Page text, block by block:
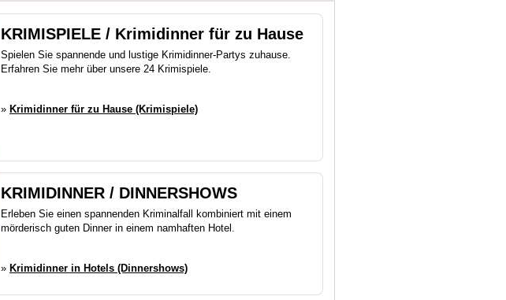
KRIMISPIELE / Krimidinner für zu Hause
Spielen Sie spannende und lustige Krimidinner-Partys zuhause.
Erfahren Sie mehr über unsere 24 Krimispiele.
» Krimidinner für zu Hause (Krimispiele)
KRIMIDINNER / DINNERSHOWS
Erleben Sie einen spannenden Kriminalfall kombiniert mit einem
mörderisch guten Dinner in einem namhaften Hotel.
» Krimidinner in Hotels (Dinnershows)